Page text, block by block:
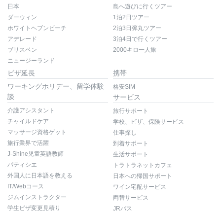
日本
ダーウィン
ホワイトヘブンビーチ
アデレード
ブリスベン
ニュージーランド
島へ遊びに行くツアー
1泊2日ツアー
2泊3日弾丸ツアー
3泊4日で行くツアー
2000キロ一人旅
ビザ延長
ワーキングホリデー、留学体験
談
介護アシスタント
チャイルドケア
マッサージ資格ゲット
旅行業界で活躍
J-Shine児童英語教師
パティシエ
外国人に日本語を教える
IT/Webコース
ジムインストラクター
学生ビザ変更見積り
携帯
格安SIM
サービス
旅行サポート
学校、ビザ、保険サービス
仕事探し
到着サポート
生活サポート
トラトラネットカフェ
日本への帰国サポート
ワイン宅配サービス
両替サービス
JRパス